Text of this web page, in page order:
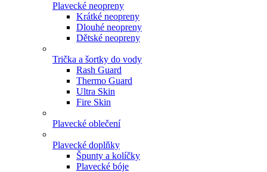
Plavecké neopreny
Krátké neopreny
Dlouhé neopreny
Dětské neopreny
Trička a šortky do vody
Rash Guard
Thermo Guard
Ultra Skin
Fire Skin
Plavecké oblečení
Plavecké doplňky
Špunty a kolíčky
Plavecké bóje